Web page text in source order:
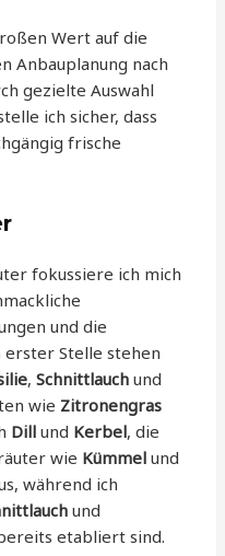
Wert auf die
Anbauplanung nach
gezielte Auswahl
ich sicher, dass
frische
fokussiere ich mich
und die
Stelle stehen
,Schnittlauch und
wie Zitronengras
Dill und Kerbel, die
wie Kümmel und
während ich
und
etabliert sind.